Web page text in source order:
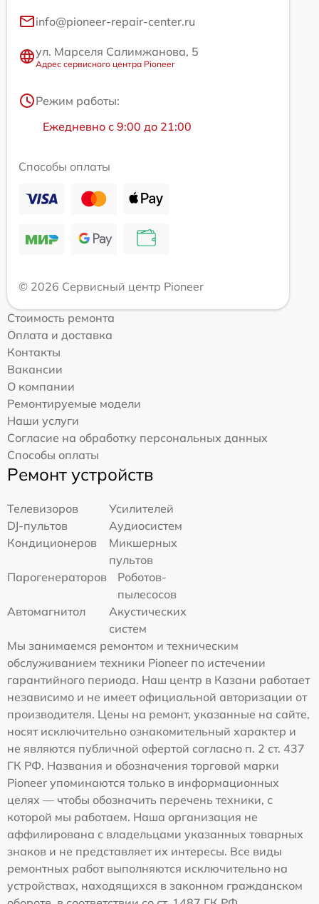
info@pioneer-repair-center.ru
ул. Марселя Салимжанова, 5
Адрес сервисного центра Pioneer
Режим работы:
Ежедневно с 9:00 до 21:00
Способы оплаты
© 2026 Сервисный центр Pioneer
Стоимость ремонта
Оплата и доставка
Контакты
Вакансии
О компании
Ремонтируемые модели
Наши услуги
Согласие на обработку персональных данных
Способы оплаты
Ремонт устройств
Телевизоров
Усилителей
DJ-пультов
Аудиосистем
Кондиционеров
Микшерных
пультов
Парогенераторов
Роботов-
пылесосов
Автомагнитол
Акустических
систем
Мы занимаемся ремонтом и техническим
обслуживанием техники Pioneer по истечении
гарантийного периода. Наш центр в Казани работает
независимо и не имеет официальной авторизации от
производителя. Цены на ремонт, указанные на сайте,
носят исключительно ознакомительный характер и
не являются публичной офертой согласно п. 2 ст. 437
ГК РФ. Названия и обозначения торговой марки
Pioneer упоминаются только в информационных
целях — чтобы обозначить перечень техники, с
которой мы работаем. Наша организация не
аффилирована с владельцами указанных товарных
знаков и не представляет их интересы. Все виды
ремонтных работ выполняются исключительно на
устройствах, находящихся в законном гражданском